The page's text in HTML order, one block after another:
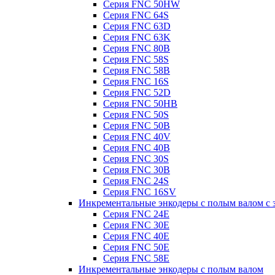
Серия FNC 50HW
Серия FNC 64S
Серия FNC 63D
Серия FNC 63K
Серия FNC 80B
Серия FNC 58S
Серия FNC 58B
Серия FNC 16S
Серия FNC 52D
Серия FNC 50HB
Серия FNC 50S
Серия FNC 50B
Серия FNC 40V
Серия FNC 40B
Серия FNC 30S
Серия FNC 30B
Серия FNC 24S
Серия FNC 16SV
Инкрементальные энкодеры с полым валом с
Серия FNC 24E
Серия FNC 30E
Серия FNC 40E
Серия FNC 50E
Серия FNC 58E
Инкрементальные энкодеры с полым валом